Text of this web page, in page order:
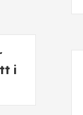
i